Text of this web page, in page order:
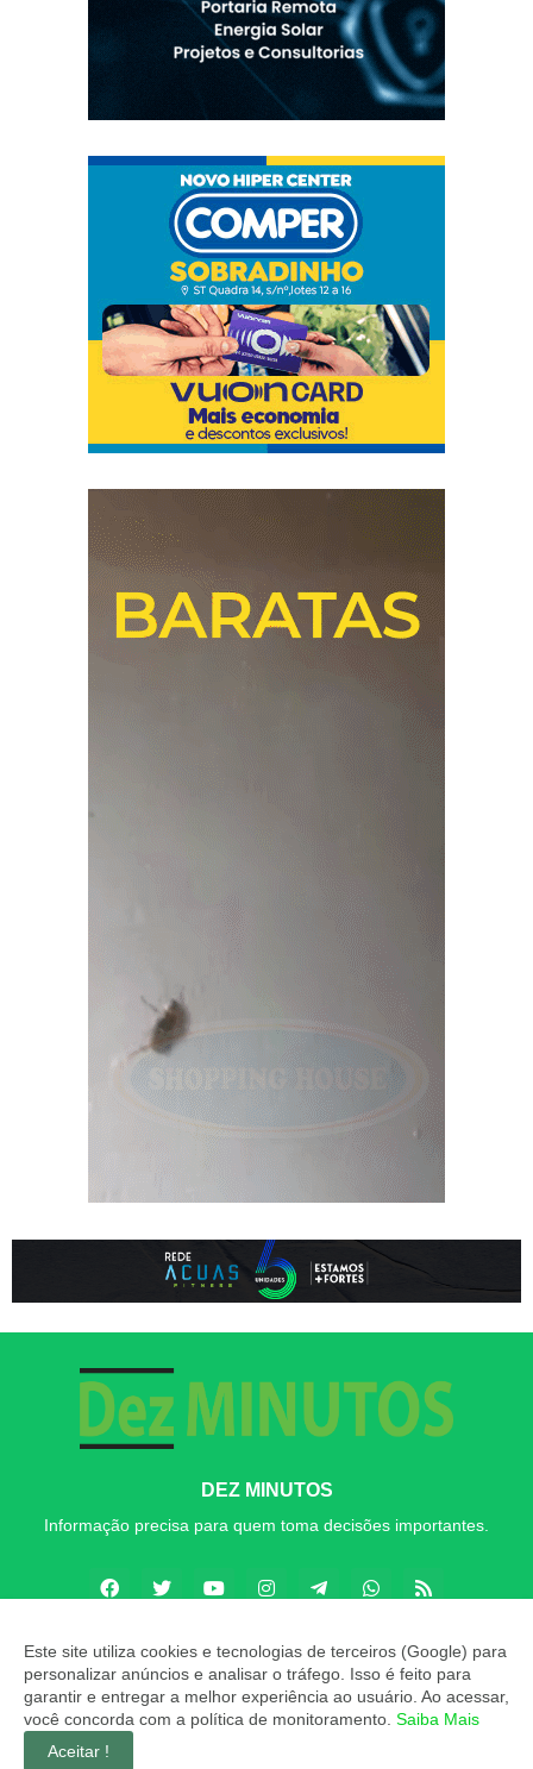
DEZ MINUTOS
Informação precisa para quem toma decisões importantes.
Copyright ©2026Dez MINUTOS
INÍCIO SOBRE CONTATO LGPD
EXPEDIENTE
EDITORIAL
Este site utiliza cookies e tecnologias de terceiros (Google) para
personalizar anúncios e analisar o tráfego. Isso é feito para
garantir e entregar a melhor experiência ao usuário. Ao acessar,
você concorda com a política de monitoramento. Saiba Mais
Aceitar !